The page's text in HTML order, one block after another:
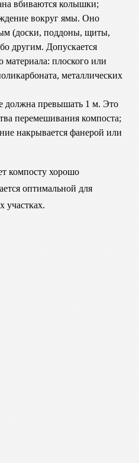
вбиваются колышки;
вокруг ямы. Оно
(доски, поддоны, щиты,
другим. Допускается
материала: плоского или
металлических
должна превышать 1 м. Это
перемешивания компоста;
накрывается фанерой или
компосту хорошо
оптимальной для
участках.